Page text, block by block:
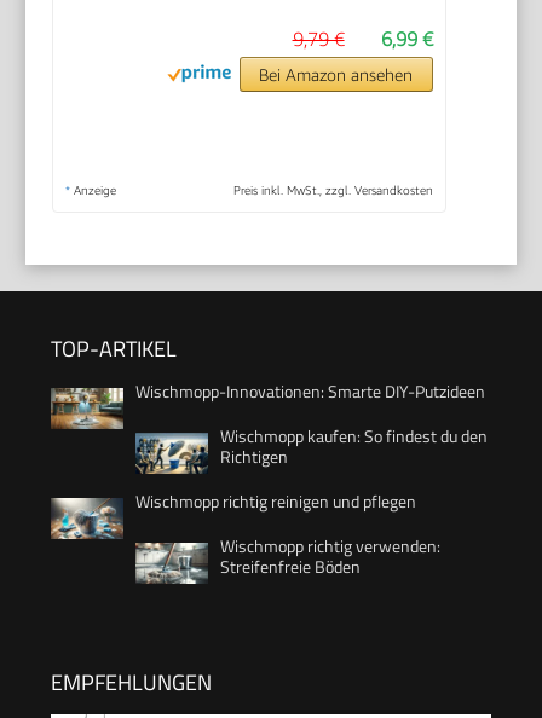
6,99 €
9,79 €
Bei Amazon ansehen
* Anzeige Preis inkl. MwSt., zzgl. Versandkosten
TOP-ARTIKEL
Wischmopp-Innovationen: Smarte DIY-Putzideen
Wischmopp kaufen: So findest du den
Richtigen
Wischmopp richtig reinigen und pflegen
Wischmopp richtig verwenden:
Streifenfreie Böden
EMPFEHLUNGEN